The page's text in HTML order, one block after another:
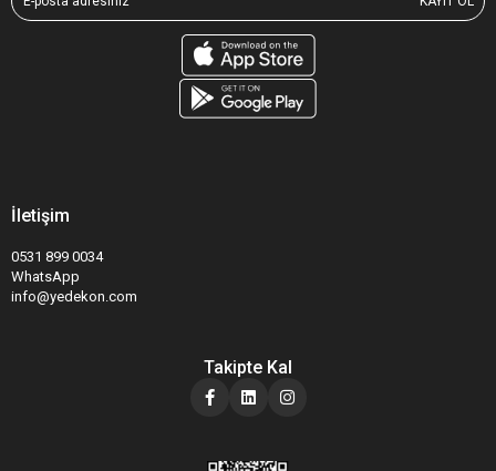
İletişim
0531 899 0034
WhatsApp
info@yedekon.com
Takipte Kal